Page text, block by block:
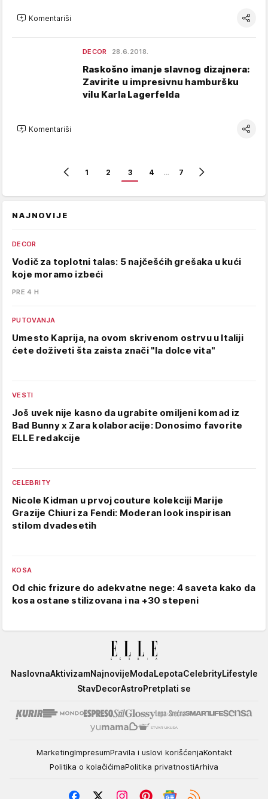
Komentariši
DECOR 28.6.2018.
Raskošno imanje slavnog dizajnera:
Zavirite u impresivnu hamburšku
vilu Karla Lagerfelda
Komentariši
1 2 3 4 … 7
NAJNOVIJE
DECOR
Vodič za toplotni talas: 5 najčešćih grešaka u kući
koje moramo izbeći
PRE 4 H
PUTOVANJA
Umesto Kaprija, na ovom skrivenom ostrvu u Italiji
ćete doživeti šta zaista znači "la dolce vita"
VESTI
Još uvek nije kasno da ugrabite omiljeni komad iz
Bad Bunny x Zara kolaboracije: Donosimo favorite
ELLE redakcije
CELEBRITY
Nicole Kidman u prvoj couture kolekciji Marije
Grazije Chiuri za Fendi: Moderan look inspirisan
stilom dvadesetih
KOSA
Od chic frizure do adekvatne nege: 4 saveta kako da
kosa ostane stilizovana i na +30 stepeni
Elle
NaslovnaAktivizamNajnovijeModaLepotaCelebrityLifestyle
StavDecorAstroPretplati se
MarketingImpresumPravila i uslovi korišćenjaKontakt
Politika o kolačićimaPolitika privatnostiArhiva